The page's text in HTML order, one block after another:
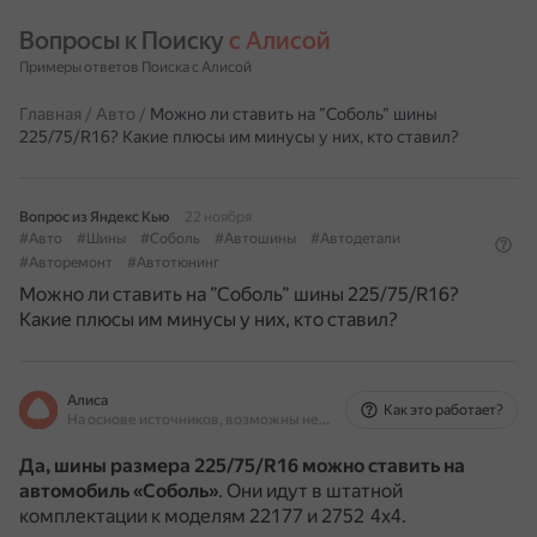
Вопросы к Поиску с Алисой
Примеры ответов Поиска с Алисой
Главная / Авто / Можно ли ставить на ”Соболь” шины
225/75/R16? Какие плюсы им минусы у них, кто ставил?
Вопрос из Яндекс Кью
22 ноября
#Авто
#Шины #Соболь #Автошины
#Автодетали
#Авторемонт
#Автотюнинг
Можно ли ставить на ”Соболь” шины 225/75/R16?
Какие плюсы им минусы у них, кто ставил?
Алиса
На основе источников, возможны неточности
Как это работает?
Да, шины размера 225/75/R16 можно ставить на
автомобиль «Соболь». Они идут в штатной
комплектации к моделям 22177 и 2752 4х4.